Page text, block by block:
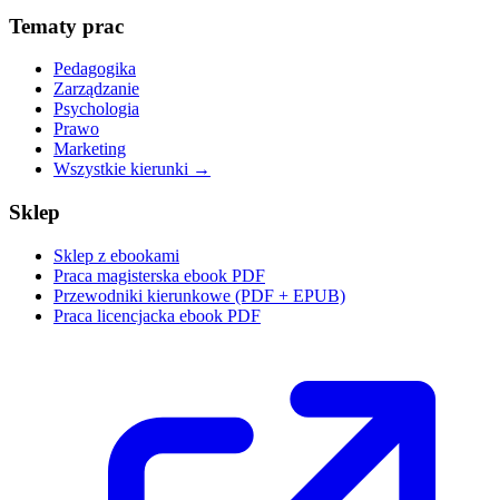
Tematy prac
Pedagogika
Zarządzanie
Psychologia
Prawo
Marketing
Wszystkie kierunki →
Sklep
Sklep z ebookami
Praca magisterska ebook PDF
Przewodniki kierunkowe (PDF + EPUB)
Praca licencjacka ebook PDF